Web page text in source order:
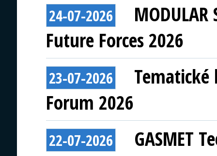
24-07-2026
Future Forces 2026
23-07-2026
Tematické
Forum 2026
22-07-2026
GASMET